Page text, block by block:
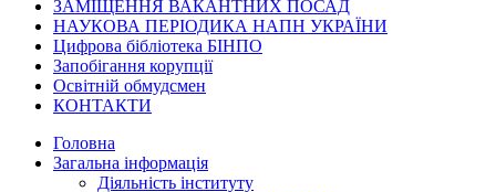
ЗАМІЩЕННЯ ВАКАНТНИХ ПОСАД
НАУКОВА ПЕРІОДИКА НАПН УКРАЇНИ
Цифрова бібліотека БІНПО
Запобігання корупції
Освітній обмудсмен
КОНТАКТИ
Головна
Загальна інформація
Діяльність інституту